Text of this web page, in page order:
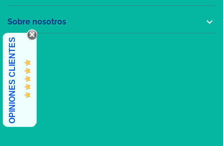
Sobre nosotros 
OPINIONES CLIENTES